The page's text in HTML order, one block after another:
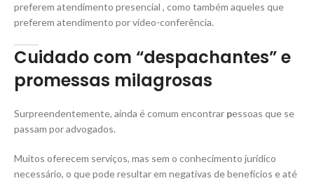
preferem atendimento presencial , como também aqueles que
preferem atendimento por vídeo-conferência.
Cuidado com “despachantes” e
promessas milagrosas
Surpreendentemente, ainda é comum encontrar pessoas que se
passam por advogados.
Muitos oferecem serviços, mas sem o conhecimento jurídico
necessário, o que pode resultar em negativas de benefícios e até